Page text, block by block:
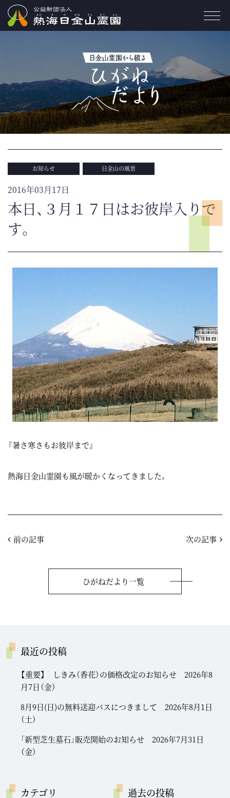
お知らせ 日金山の風景
2016年03月17日
本日、３月１７日はお彼岸入りで
す。
『暑さ寒さもお彼岸まで』
熱海日金山霊園も風が暖かくなってきました。
前の記事 次の記事
ひがねだより一覧
最近の投稿
【重要】 しきみ（香花）の価格改定のお知らせ 2026年8
月7日（金）
8月9日(日)の無料送迎バスにつきまして 2026年8月1日
（土）
「新型芝生墓石」販売開始のお知らせ 2026年7月31日
（金）
カテゴリ 過去の投稿